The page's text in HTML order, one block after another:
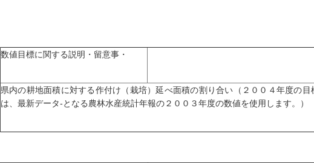
数値目標に関する説明・留意事・
県内の耕地面積に対する作付け（栽培）延べ面積の割り合い（２００４年度の目
は、最新データ‐となる農林水産統計年報の２００３年度の数値を使用します。）